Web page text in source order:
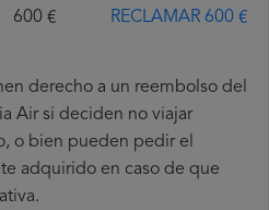
€ RECLAMAR 600 €
derecho a un reembolso del
Air si deciden no viajar
o bien pueden pedir el
adquirido en caso de que